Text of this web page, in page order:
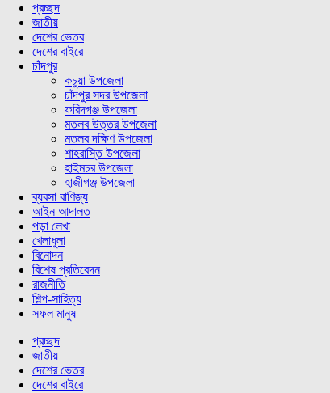
প্রচ্ছদ
জাতীয়
দেশের ভেতর
দেশের বাইরে
চাঁদপুর
কচুয়া উপজেলা
চাঁদপুর সদর উপজেলা
ফরিদগঞ্জ উপজেলা
মতলব উত্তর উপজেলা
মতলব দক্ষিণ উপজেলা
শাহরাস্তি উপজেলা
হাইমচর উপজেলা
হাজীগঞ্জ উপজেলা
ব্যবসা বাণিজ্য
আইন আদালত
পড়া লেখা
খেলাধুলা
বিনোদন
বিশেষ প্রতিবেদন
রাজনীতি
শিল্প-সাহিত্য
সফল মানুষ
প্রচ্ছদ
জাতীয়
দেশের ভেতর
দেশের বাইরে